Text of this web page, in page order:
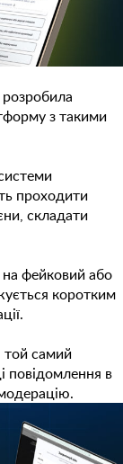
розробила
з такими
проходити
складати
фейковий або
коротким
самий
повідомлення в